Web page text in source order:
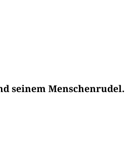
seinem Menschenrudel.